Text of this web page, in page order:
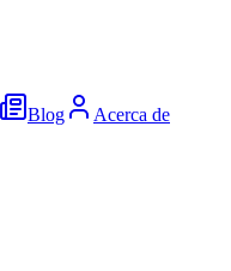
Blog Acerca de